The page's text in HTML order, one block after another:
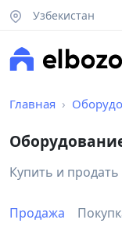
Узбекистан
Главная
Купить и
Продажа